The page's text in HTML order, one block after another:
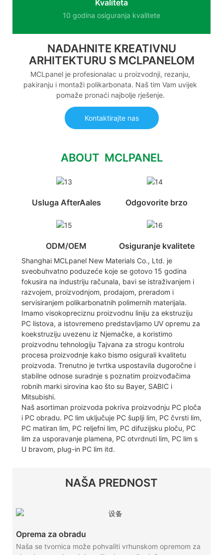
Kvaliteta
10 godina osiguranja kvalitete
NADAHNITE KREATIVNU
ARHITEKTURU S MCLPANELOM
MCLpanel je profesionalac u proizvodnji, rezanju,
pakiranju i montaži polikarbonata. Naš tim Vam uvijek
pomaže pronaći najbolje rješenje.
Kontaktirajte nas
ABOUT MCLPANEL
Usluga AfterAales Odgovorite brzo
ODM/OEM Osiguranje kvalitete
Shanghai MCLpanel New Materials Co., Ltd. je
sveobuhvatno poduzeće koje se gotovo 15 godina
fokusira na industriju računala, bavi se istraživanjem i
razvojem, proizvodnjom, prodajom, preradom i
servisiranjem polikarbonatnih polimernih materijala.
Imamo visokopreciznu proizvodnu liniju za ekstruziju
PC listova, a istovremeno predstavljamo UV opremu za
koekstruziju uvezenu iz Njemačke, a koristimo
proizvodnu tehnologiju Tajvana za strogu kontrolu
procesa proizvodnje kako bismo osigurali kvalitetu
proizvoda. Trenutno je tvrtka uspostavila dugoročne i
stabilne odnose suradnje s poznatim proizvođačima
robnih marki sirovina kao što su Bayer, SABIC i
Mitsubishi.
Naš asortiman proizvoda pokriva proizvodnju PC ploča
i PC obradu. PC lim uključuje PC šuplji lim, PC čvrsti lim,
PC matiran lim, PC reljefni lim, PC difuzijsku ploču, PC
lim za usporavanje plamena, PC otvrdnuti lim, PC lim s
U bravom, plug-in PC lim itd.
NAŠA PREDNOST
Oprema za obradu
Naša se tvornica može pohvaliti vrhunskom opremom za